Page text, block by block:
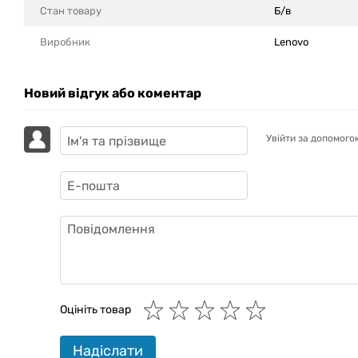
Стан товару Б/в
Виробник Lenovo
Новий відгук або коментар
Увійти за
Оцініть товар
Надіслати
GAZIKAI
Привіт! 👋 Я Gazik AI — допоможу
підібрати вживану комп'ютерну